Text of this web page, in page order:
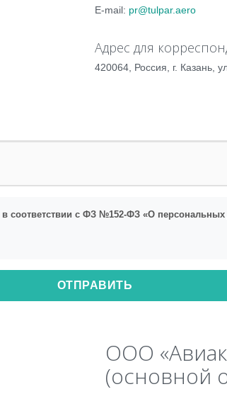
E-mail: pr@tulpar.aero
Адрес для
420064, Россия, г. Казань,
в соответствии с ФЗ №152-ФЗ «О
ОТПРАВИТЬ
ООО
(основной